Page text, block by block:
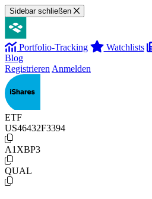
Sidebar schließen
Portfolio-Tracking Watchlists
Blog
Registrieren Anmelden
ETF
US46432F3394
A1XBP3
QUAL